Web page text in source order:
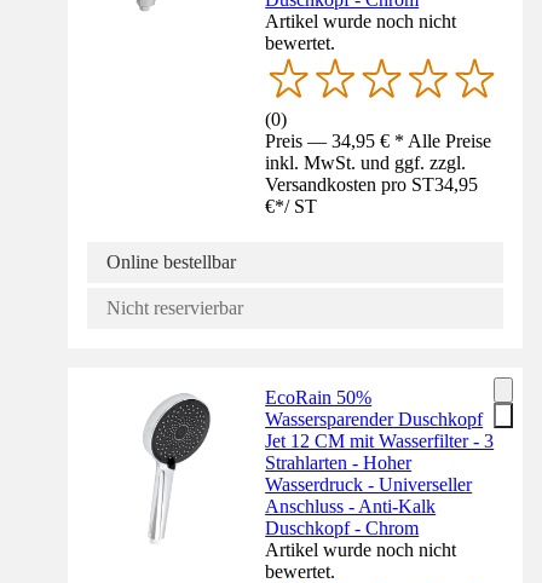
Artikel wurde noch nicht
bewertet.
(0)
Preis — 34,95 € * Alle Preise
inkl. MwSt. und ggf. zzgl.
Versandkosten pro ST34,95
€*/ ST
Online bestellbar
Nicht reservierbar
EcoRain 50%
Wassersparender Duschkopf
Jet 12 CM mit Wasserfilter - 3
Strahlarten - Hoher
Wasserdruck - Universeller
Anschluss - Anti-Kalk
Duschkopf - Chrom
Artikel wurde noch nicht
bewertet.